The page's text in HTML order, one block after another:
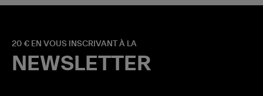
20 € EN VOUS INSCRIVANT À LA
NEWSLETTER